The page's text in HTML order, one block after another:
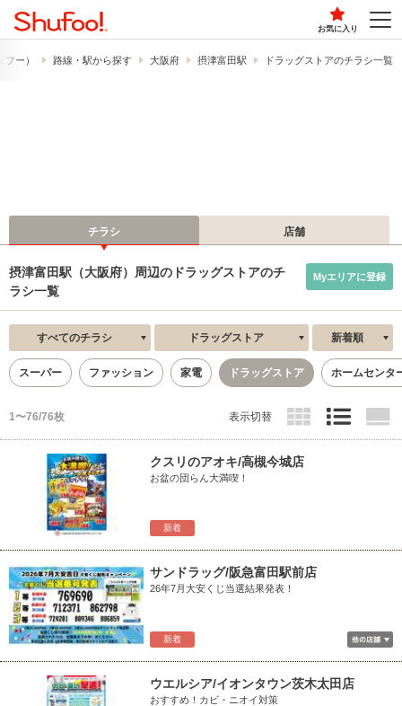
お気に入り
ー） 路線・駅から探す 大阪府 摂津富田駅 ドラッグストアのチラシ一覧
チラシ 店舗
摂津富田駅（大阪府）周辺のドラッグストアのチ
ラシ一覧
Myエリアに登録
すべてのチラシ ドラッグストア 新着順
スーパー ファッション 家電 ドラッグストア ホームセンタ
1〜76/76枚 表示切替
新着
クスリのアオキ/高槻今城店
お盆の団らん大満喫！
新着
サンドラッグ/阪急富田駅前店
26年7月大安くじ当選結果発表！
ウエルシア/イオンタウン茨木太田店
おすすめ！カビ・ニオイ対策